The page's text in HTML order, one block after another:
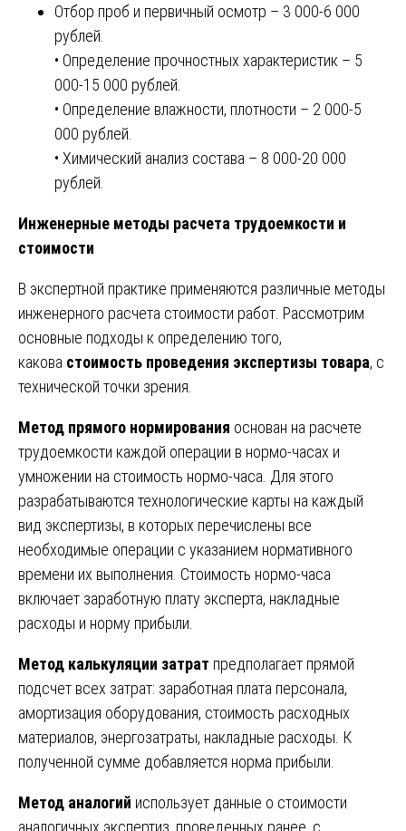
Отбор проб и первичный осмотр – 3 000-6 000
рублей.
• Определение прочностных характеристик – 5
000-15 000 рублей.
• Определение влажности, плотности – 2 000-5
000 рублей.
• Химический анализ состава – 8 000-20 000
рублей.
Инженерные методы расчета трудоемкости и
стоимости
В экспертной практике применяются различные методы
инженерного расчета стоимости работ. Рассмотрим
основные подходы к определению того,
какова стоимость проведения экспертизы товара, с
технической точки зрения.
Метод прямого нормирования основан на расчете
трудоемкости каждой операции в нормо-часах и
умножении на стоимость нормо-часа. Для этого
разрабатываются технологические карты на каждый
вид экспертизы, в которых перечислены все
необходимые операции с указанием нормативного
времени их выполнения. Стоимость нормо-часа
включает заработную плату эксперта, накладные
расходы и норму прибыли.
Метод калькуляции затрат предполагает прямой
подсчет всех затрат: заработная плата персонала,
амортизация оборудования, стоимость расходных
материалов, энергозатраты, накладные расходы. К
полученной сумме добавляется норма прибыли.
Метод аналогий использует данные о стоимости
аналогичных экспертиз, проведенных ранее, с